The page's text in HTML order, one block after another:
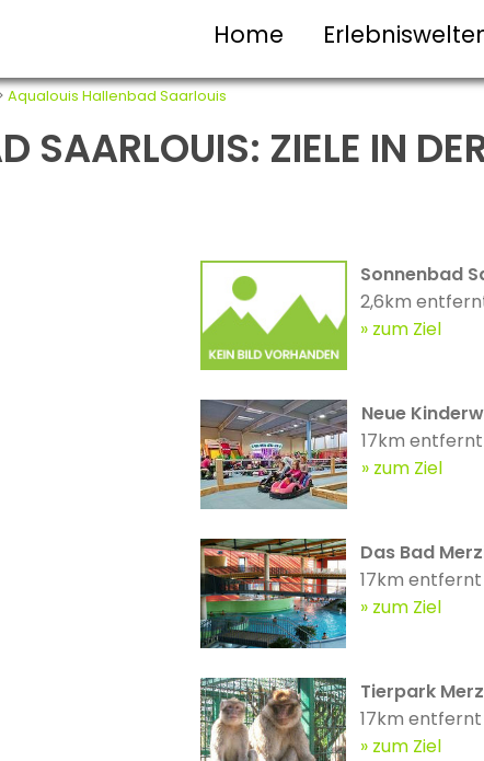
Home
Aqualouis Hallenbad Saarlouis
SAARLOUIS: ZIELE IN
Sonnenbad
2,6km
zum Ziel
Neue
17km entfernt
zum Ziel
Das Bad
17km entfernt
zum Ziel
Tierpark
17km entfernt
zum Ziel